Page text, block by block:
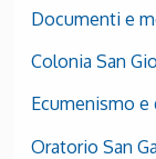
Documenti e
Colonia San
Ecumenismo
Oratorio San